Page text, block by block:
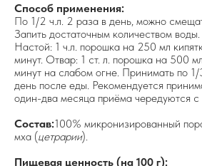
Способ применения:
По 1/2 ч.л. 2 раза в день, можно
Запить достаточным количеством воды.
Настой: 1 ч.л. порошка на 250 мл
минут. Отвар: 1 ст. л. порошка на 500
минут на слабом огне. Принимать по
день после еды. Рекомендуется
один-два месяца приёма чередуются с
Состав:100% микронизированный
мха (цетрарии).
Пищевая ценность (на 100 г):